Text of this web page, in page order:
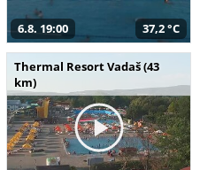
6.8. 19:00 37,2 °C
Thermal Resort Vadaš (43
km)